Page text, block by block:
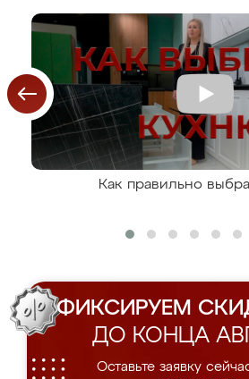
Как правильно
ФИКСИРУЕМ
ДО КОНЦА
Оставьте заявку